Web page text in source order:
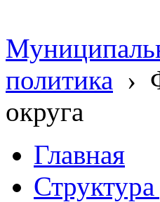
политика ›
округа
Главная